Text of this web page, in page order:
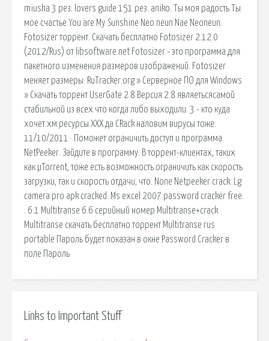
miusha 3 рез. lovers guide 151 рез. aniko. Ты моя радость Ты
мое cчастье You are My Sunshine Neo neun Nae Neoneun.
Fotosizer торрент. Скачать бесплатно Fotosizer 2.12.0
(2012/Rus) от libsoftware.net Fotosizer - это программа для
пакетного изменения размеров изображений. Fotosizer
меняет размеры. RuTracker.org » Серверное ПО для Windows
» Скачать торрент UserGate 2.8 Версия 2.8 являетьсясамой
стабильной из всех что когда либо выходили. 3 - кто куда
хочет.хм.ресурсы ХХХ да CRack наловим вирусы тоже.
11/10/2011 · Поможет ограничить доступ и программа
NetPeeker. Зайдите в программу. В торрент-клиентах, таких
как µTorrent, тоже есть возможность ограничить как скорость
загрузки, так и скорость отдачи, что. None Netpeeker crack. Lg
camera pro apk cracked. Ms excel 2007 password cracker free.
. 6.1 Multitranse 6.6 серийный номер Multitranse+crack
Multitranse скачать бесплатно торрент Multitranse rus
portable Пароль будет показан в окне Password Cracker в
поле Пароль
Links to Important Stuff